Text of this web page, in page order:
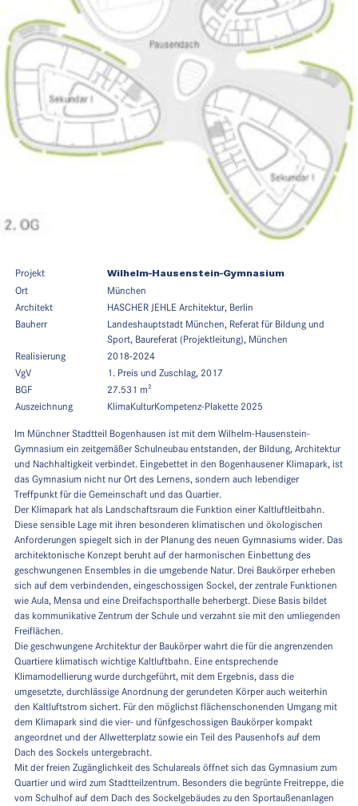
Projekt Wilhelm-Hausenstein-Gymnasium
Ort
München
Architekt
HASCHER JEHLE Architektur, Berlin
Bauherr
Landeshauptstadt München, Referat für Bildung und
Sport, Baureferat (Projektleitung), München
Realisierung
2018-2024
VgV
1. Preis und Zuschlag, 2017
BGF
27.531 m²
Auszeichnung
KlimaKulturKompetenz-Plakette 2025
Im Münchner Stadtteil Bogenhausen ist mit dem Wilhelm-Hausenstein-
Gymnasium ein zeitgemäßer Schulneubau entstanden, der Bildung, Architektur
und Nachhaltigkeit verbindet. Eingebettet in den Bogenhausener Klimapark, ist
das Gymnasium nicht nur Ort des Lernens, sondern auch lebendiger
Treffpunkt für die Gemeinschaft und das Quartier.
Der Klimapark hat als Landschaftsraum die Funktion einer Kaltluftleitbahn.
Diese sensible Lage mit ihren besonderen klimatischen und ökologischen
Anforderungen spiegelt sich in der Planung des neuen Gymnasiums wider. Das
architektonische Konzept beruht auf der harmonischen Einbettung des
geschwungenen Ensembles in die umgebende Natur. Drei Baukörper erheben
sich auf dem verbindenden, eingeschossigen Sockel, der zentrale Funktionen
wie Aula, Mensa und eine Dreifachsporthalle beherbergt. Diese Basis bildet
das kommunikative Zentrum der Schule und verzahnt sie mit den umliegenden
Freiflächen.
Die geschwungene Architektur der Baukörper wahrt die für die angrenzenden
Quartiere klimatisch wichtige Kaltluftbahn. Eine entsprechende
Klimamodellierung wurde durchgeführt, mit dem Ergebnis, dass die
umgesetzte, durchlässige Anordnung der gerundeten Körper auch weiterhin
den Kaltluftstrom sichert. Für den möglichst flächenschonenden Umgang mit
dem Klimapark sind die vier- und fünfgeschossigen Baukörper kompakt
angeordnet und der Allwetterplatz sowie ein Teil des Pausenhofs auf dem
Dach des Sockels untergebracht.
Mit der freien Zugänglichkeit des Schulareals öffnet sich das Gymnasium zum
Quartier und wird zum Stadtteilzentrum. Besonders die begrünte Freitreppe, die
vom Schulhof auf dem Dach des Sockelgebäudes zu den Sportaußenanlagen